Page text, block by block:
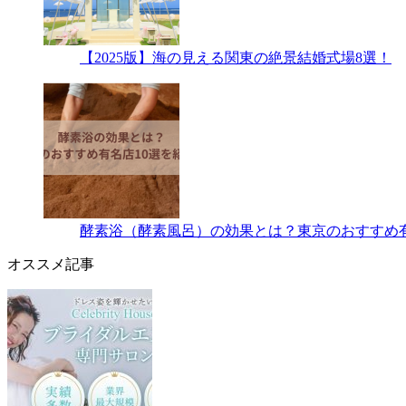
【2025版】海の見える関東の絶景結婚式場8選！
酵素浴（酵素風呂）の効果とは？東京のおすすめ
オススメ記事